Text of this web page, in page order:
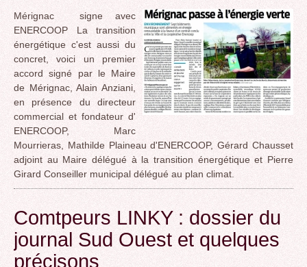
Mérignac signe avec
ENERCOOP La transition
énergétique c'est aussi du
concret, voici un premier
accord signé par le Maire
de Mérignac, Alain Anziani,
en présence du directeur
commercial et fondateur d'
ENERCOOP, Marc
Mourrieras, Mathilde Plaineau d'ENERCOOP, Gérard Chausset
adjoint au Maire délégué à la transition énergétique et Pierre
Girard Conseiller municipal délégué au plan climat.
Comtpeurs LINKY : dossier du
journal Sud Ouest et quelques
précisons